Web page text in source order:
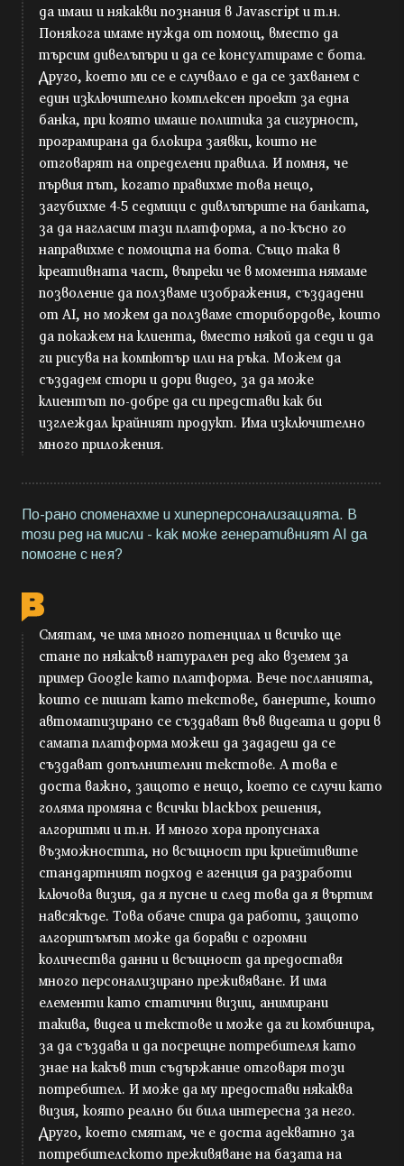
да имаш и някакви познания в Javascript и т.н.
Понякога имаме нужда от помощ, вместо да
търсим дивелъпъри и да се консултираме с бота.
Друго, което ми се е случвало е да се захванем с
един изключително комплексен проект за една
банка, при която имаше политика за сигурност,
програмирана да блокира заявки, които не
отговарят на определени правила. И помня, че
първия път, когато правихме това нещо,
загубихме 4-5 седмици с дивлъпърите на банката,
за да нагласим тази платформа, а по-късно го
направихме с помощта на бота. Също така в
креативната част, въпреки че в момента нямаме
позволение да ползваме изображения, създадени
от AI, но можем да ползваме сторибордове, които
да покажем на клиента, вместо някой да седи и да
ги рисува на компютър или на ръка. Можем да
създадем стори и дори видео, за да може
клиентът по-добре да си представи как би
изглеждал крайният продукт. Има изключително
много приложения.
По-рано споменахме и хиперперсонализацията. В
този ред на мисли - как може генеративният AI да
помогне с нея?
Смятам, че има много потенциал и всичко ще
стане по някакъв натурален ред ако вземем за
пример Google като платформа. Вече посланията,
които се пишат като текстове, банерите, които
автоматизирано се създават във видеата и дори в
самата платформа можеш да зададеш да се
създават допълнителни текстове. А това е
доста важно, защото е нещо, което се случи като
голяма промяна с всички blackbox решения,
алгоритми и т.н. И много хора пропуснаха
възможността, но всъщност при криейтивите
стандартният подход е агенция да разработи
ключова визия, да я пусне и след това да я въртим
навсякъде. Това обаче спира да работи, защото
алгоритъмът може да борави с огромни
количества данни и всъщност да предоставя
много персонализирано преживяване. И има
елементи като статични визии, анимирани
такива, видеа и текстове и може да ги комбинира,
за да създава и да посрещне потребителя като
знае на какъв тип съдържание отговаря този
потребител. И може да му предостави някаква
визия, която реално би била интересна за него.
Друго, което смятам, че е доста адекватно за
потребителското преживяване на базата на